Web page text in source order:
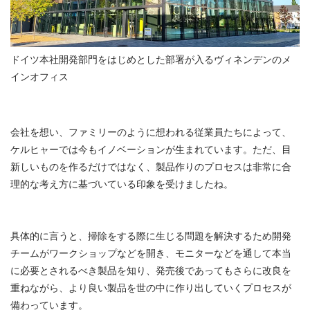
ドイツ本社開発部門をはじめとした部署が入るヴィネンデンのメ
インオフィス
会社を想い、ファミリーのように想われる従業員たちによって、
ケルヒャーでは今もイノベーションが生まれています。ただ、目
新しいものを作るだけではなく、製品作りのプロセスは非常に合
理的な考え方に基づいている印象を受けましたね。
具体的に言うと、掃除をする際に生じる問題を解決するため開発
チームがワークショップなどを開き、モニターなどを通して本当
に必要とされるべき製品を知り、発売後であってもさらに改良を
重ねながら、より良い製品を世の中に作り出していくプロセスが
備わっています。